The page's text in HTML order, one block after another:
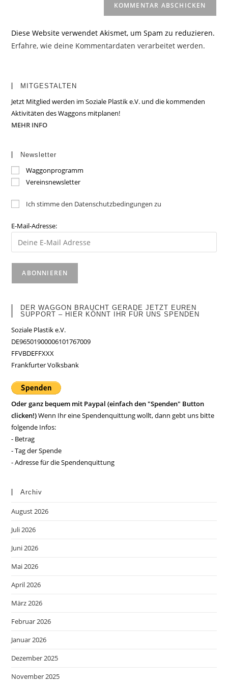
Diese Website verwendet Akismet, um Spam zu reduzieren.
Erfahre, wie deine Kommentardaten verarbeitet werden.
MITGESTALTEN
Jetzt Mitglied werden im Soziale Plastik e.V. und die kommenden
Aktivitäten des Waggons mitplanen!
MEHR INFO
Newsletter
Waggonprogramm
Vereinsnewsletter
Ich stimme den Datenschutzbedingungen zu
E-Mail-Adresse:
DER WAGGON BRAUCHT GERADE JETZT EUREN
SUPPORT – HIER KÖNNT IHR FÜR UNS SPENDEN
Soziale Plastik e.V.
DE96501900006101767009
FFVBDEFFXXX
Frankfurter Volksbank
Oder ganz bequem mit Paypal (einfach den "Spenden" Button
clicken!)Wenn Ihr eine Spendenquittung wollt, dann gebt uns bitte
folgende Infos:
- Betrag
- Tag der Spende
- Adresse für die Spendenquittung
Archiv
August 2026
Juli 2026
Juni 2026
Mai 2026
April 2026
März 2026
Februar 2026
Januar 2026
Dezember 2025
November 2025